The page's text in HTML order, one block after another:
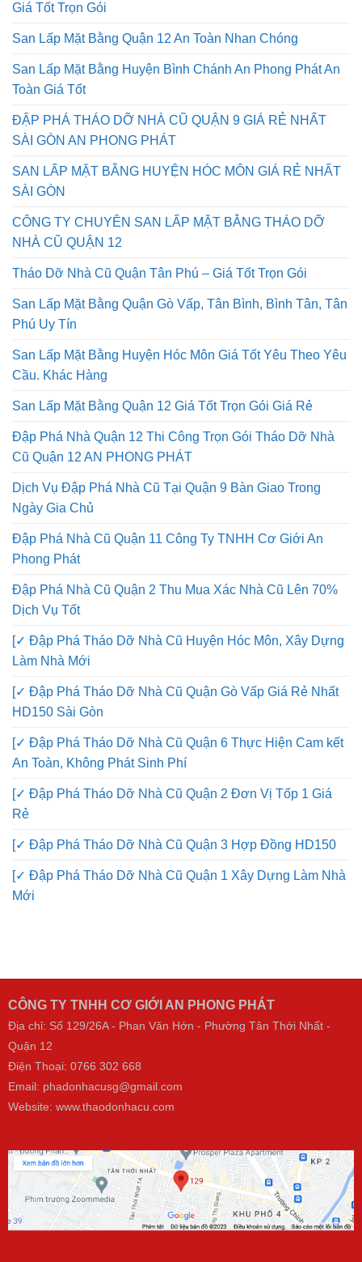
Giá Tốt Trọn Gói
San Lấp Mặt Bằng Quận 12 An Toàn Nhan Chóng
San Lấp Mặt Bằng Huyện Bình Chánh An Phong Phát An
Toàn Giá Tốt
ĐẬP PHÁ THÁO DỠ NHÀ CŨ QUẬN 9 GIÁ RẺ NHẤT
SÀI GÒN AN PHONG PHÁT
SAN LẤP MẶT BẰNG HUYỆN HÓC MÔN GIÁ RẺ NHẤT
SÀI GÒN
CÔNG TY CHUYÊN SAN LẤP MẶT BẰNG THÁO DỠ
NHÀ CŨ QUẬN 12
Tháo Dỡ Nhà Cũ Quận Tân Phú – Giá Tốt Trọn Gói
San Lấp Mặt Bằng Quận Gò Vấp, Tân Bình, Bình Tân, Tân
Phú Uy Tín
San Lấp Mặt Bằng Huyện Hóc Môn Giá Tốt Yêu Theo Yêu
Cầu. Khác Hàng
San Lấp Mặt Bằng Quận 12 Giá Tốt Trọn Gói Giá Rẻ
Đập Phá Nhà Quận 12 Thi Công Trọn Gói Tháo Dỡ Nhà
Cũ Quận 12 AN PHONG PHÁT
Dịch Vụ Đập Phá Nhà Cũ Tại Quận 9 Bàn Giao Trong
Ngày Gia Chủ
Đập Phá Nhà Cũ Quận 11 Công Ty TNHH Cơ Giới An
Phong Phát
Đập Phá Nhà Cũ Quận 2 Thu Mua Xác Nhà Cũ Lên 70%
Dịch Vụ Tốt
[✓ Đập Phá Tháo Dỡ Nhà Cũ Huyện Hóc Môn, Xây Dựng
Làm Nhà Mới
[✓ Đập Phá Tháo Dỡ Nhà Cũ Quận Gò Vấp Giá Rẻ Nhất
HD150 Sài Gòn
[✓ Đập Phá Tháo Dỡ Nhà Cũ Quận 6 Thực Hiện Cam kết
An Toàn, Không Phát Sinh Phí
[✓ Đập Phá Tháo Dỡ Nhà Cũ Quận 2 Đơn Vị Tốp 1 Giá
Rẻ
[✓ Đập Phá Tháo Dỡ Nhà Cũ Quận 3 Hợp Đồng HD150
[✓ Đập Phá Tháo Dỡ Nhà Cũ Quận 1 Xây Dựng Làm Nhà
Mới
CÔNG TY TNHH CƠ GIỚI AN PHONG PHÁT
Địa chỉ: Số 129/26A - Phan Văn Hớn - Phường Tân Thới Nhất -
Quận 12
Điện Thoại: 0766 302 668
Email: phadonhacusg@gmail.com
Website: www.thaodonhacu.com